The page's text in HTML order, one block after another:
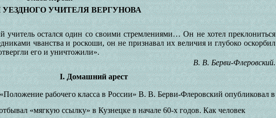
УЕЗДНОГО УЧИТЕЛЯ ВЕРГУНОВА
учитель остался один со своими стремлениями… Он не хотел преклониться
чванства и роскоши, он не признавал их величия и глубоко оскорбил
его и уничтожили».
В. В. Берви-Флеровский.
I. Домашний арест
рабочего класса в России» В. В. Берви-Флеровский опубликовал в
«мягкую ссылку» в Кузнецке в начале 60-х годов. Как человек